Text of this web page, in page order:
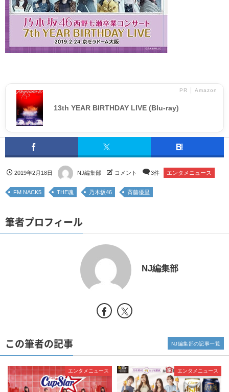
PR │ Amazon
13th YEAR BIRTHDAY LIVE (Blu-ray)
2019年2月18日 NJ編集部 コメント 3件 エンタメニュース
FM NACK5 THE魂 乃木坂46 斉藤優里
筆者プロフィール
NJ編集部
この筆者の記事
エンタメニュース エンタメニュース
NJ編集部の記事一覧